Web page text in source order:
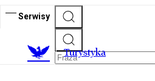
Serwisy
Turystyka